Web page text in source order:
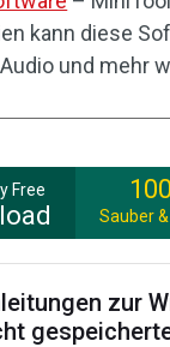
kann diese
und mehr
Free
Sauber
zur